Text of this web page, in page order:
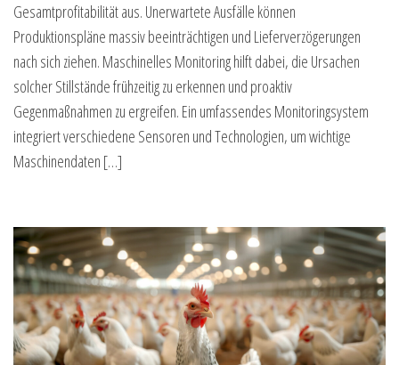
Gesamtprofitabilität aus. Unerwartete Ausfälle können
Produktionspläne massiv beeinträchtigen und Lieferverzögerungen
nach sich ziehen. Maschinelles Monitoring hilft dabei, die Ursachen
solcher Stillstände frühzeitig zu erkennen und proaktiv
Gegenmaßnahmen zu ergreifen. Ein umfassendes Monitoringsystem
integriert verschiedene Sensoren und Technologien, um wichtige
Maschinendaten […]